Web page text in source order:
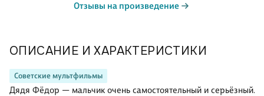
ОПИСАНИЕ И ХАРАКТЕРИСТИКИ
Советские мультфильмы
Дядя Фёдор — мальчик очень самостоятельный и серьёзный.
Отзывы на произведение